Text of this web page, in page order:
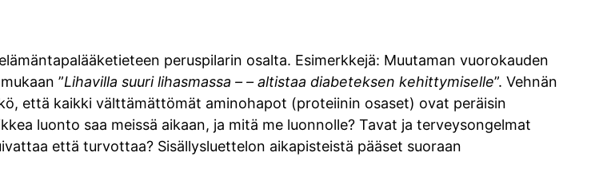
peruspilarin osalta. Esimerkkejä: Muutaman vuorokauden
”Lihavilla suuri lihasmassa – – altistaa diabeteksen kehittymiselle”. Vehnän
että kaikki välttämättömät aminohapot (proteiinin osaset) ovat peräisin
luonto saa meissä aikaan, ja mitä me luonnolle? Tavat ja terveysongelmat
että turvottaa? Sisällysluettelon aikapisteistä pääset suoraan